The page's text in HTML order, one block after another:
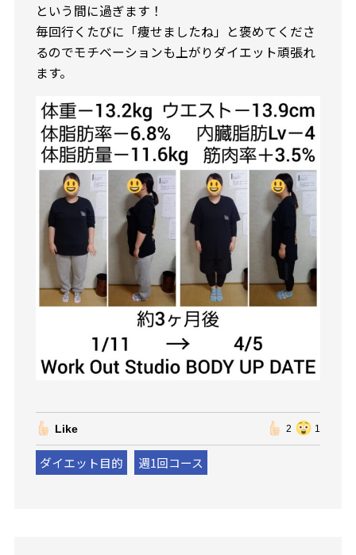
という間に過ぎます！
毎回行くたびに「痩せましたね」と褒めてくださ
るのでモチベーションも上がりダイエット頑張れ
ます。
Like 2 1
ダイエット目的 週1回コース